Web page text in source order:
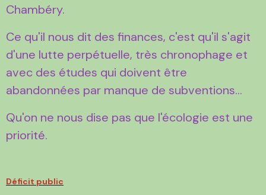
Chambéry.
Ce qu'il nous dit des finances, c'est qu'il s'agit
d'une lutte perpétuelle, très chronophage et
avec des études qui doivent être
abandonnées par manque de subventions...
Qu'on ne nous dise pas que l'écologie est une
priorité.
Déficit public